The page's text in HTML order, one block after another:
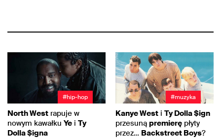
#hip-hop
North West rapuje w
nowym kawałku Ye i Ty
Dolla $igna
#muzyka
Kanye West i Ty Dolla $ign
przesuną premierę płyty
przez… Backstreet Boys?